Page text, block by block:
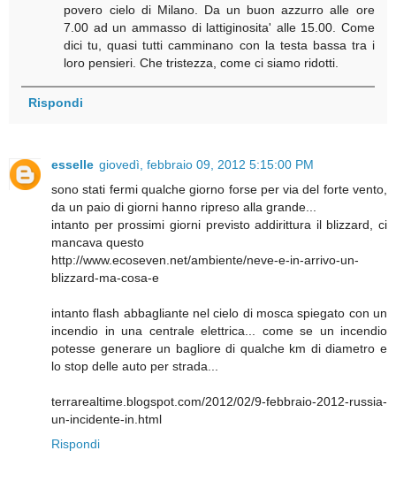
povero cielo di Milano. Da un buon azzurro alle ore
7.00 ad un ammasso di lattiginosita' alle 15.00. Come
dici tu, quasi tutti camminano con la testa bassa tra i
loro pensieri. Che tristezza, come ci siamo ridotti.
Rispondi
esselle giovedì, febbraio 09, 2012 5:15:00 PM
sono stati fermi qualche giorno forse per via del forte vento,
da un paio di giorni hanno ripreso alla grande...
intanto per prossimi giorni previsto addirittura il blizzard, ci
mancava questo
http://www.ecoseven.net/ambiente/neve-e-in-arrivo-un-
blizzard-ma-cosa-e
intanto flash abbagliante nel cielo di mosca spiegato con un
incendio in una centrale elettrica... come se un incendio
potesse generare un bagliore di qualche km di diametro e
lo stop delle auto per strada...
terrarealtime.blogspot.com/2012/02/9-febbraio-2012-russia-
un-incidente-in.html
Rispondi